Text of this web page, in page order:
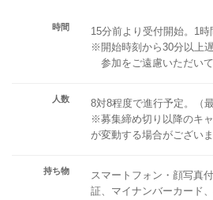
時間
15分前より受付開始。1時
※開始時刻から30分以上
参加をご遠慮いただいて
人数
8対8程度で進行予定。（
※募集締め切り以降のキ
が変動する場合がございま
持ち物
スマートフォン・顔写真
証、マイナンバーカード